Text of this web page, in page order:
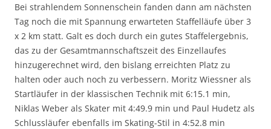
Bei strahlendem Sonnenschein fanden dann am nächsten
Tag noch die mit Spannung erwarteten Staffelläufe über 3
x 2 km statt. Galt es doch durch ein gutes Staffelergebnis,
das zu der Gesamtmannschaftszeit des Einzellaufes
hinzugerechnet wird, den bislang erreichten Platz zu
halten oder auch noch zu verbessern. Moritz Wiessner als
Startläufer in der klassischen Technik mit 6:15.1 min,
Niklas Weber als Skater mit 4:49.9 min und Paul Hudetz als
Schlussläufer ebenfalls im Skating-Stil in 4:52.8 min